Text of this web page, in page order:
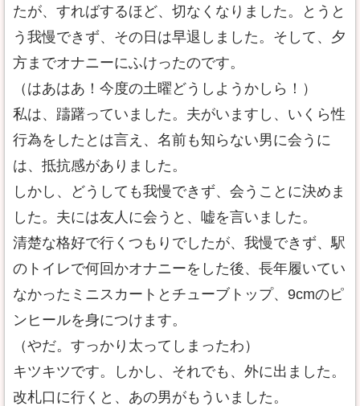
たが、すればするほど、切なくなりました。とうと
う我慢できず、その日は早退しました。そして、夕
方までオナニーにふけったのです。
（はあはあ！今度の土曜どうしようかしら！）
私は、躊躇っていました。夫がいますし、いくら性
行為をしたとは言え、名前も知らない男に会うに
は、抵抗感がありました。
しかし、どうしても我慢できず、会うことに決めま
した。夫には友人に会うと、嘘を言いました。
清楚な格好で行くつもりでしたが、我慢できず、駅
のトイレで何回かオナニーをした後、長年履いてい
なかったミニスカートとチューブトップ、9cmのピ
ンヒールを身につけます。
（やだ。すっかり太ってしまったわ）
キツキツです。しかし、それでも、外に出ました。
改札口に行くと、あの男がもういました。